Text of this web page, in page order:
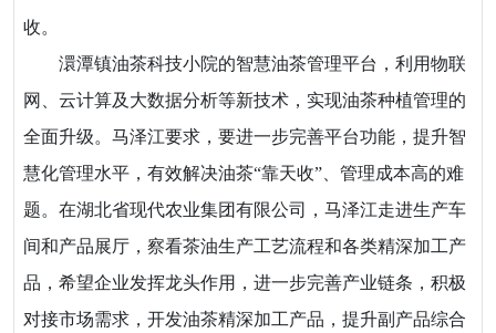
收。
澴潭镇油茶科技小院的智慧油茶管理平台，利用物联
网、云计算及大数据分析等新技术，实现油茶种植管理的
全面升级。马泽江要求，要进一步完善平台功能，提升智
慧化管理水平，有效解决油茶“靠天收”、管理成本高的难
题。在湖北省现代农业集团有限公司，马泽江走进生产车
间和产品展厅，察看茶油生产工艺流程和各类精深加工产
品，希望企业发挥龙头作用，进一步完善产业链条，积极
对接市场需求，开发油茶精深加工产品，提升副产品综合